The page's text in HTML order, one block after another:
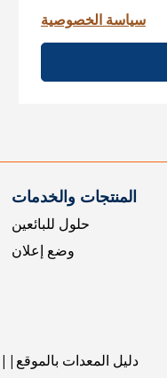
سياسة الخصوصية
المنتجات والخدمات
حلول للبائعين
وضع إعلان
دليل المعدات بالموقع